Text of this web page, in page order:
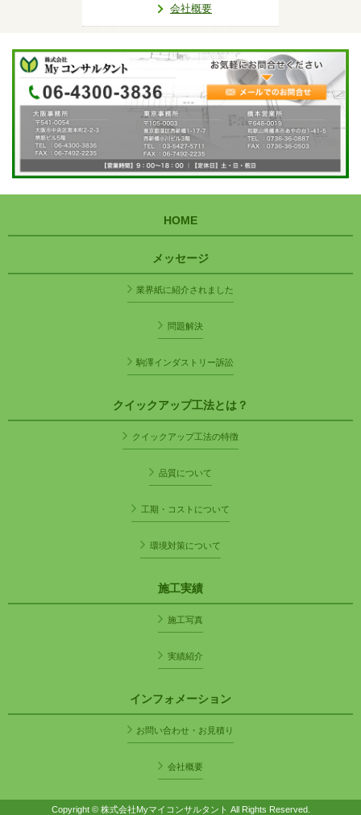
会社概要
HOME
メッセージ
業界紙に紹介されました
問題解決
駒澤インダストリー訴訟
クイックアップ工法とは？
クイックアップ工法の特徴
品質について
工期・コストについて
環境対策について
施工実績
施工写真
実績紹介
インフォメーション
お問い合わせ・お見積り
会社概要
Copyright © 株式会社Myマイコンサルタント All Rights Reserved.